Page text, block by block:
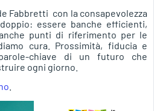
Fabbretti  con la consapevolezza
essere banche efficienti,
punti di riferimento per le
cura. Prossimità, fiducia e
chiave di un futuro che
ogni giorno.